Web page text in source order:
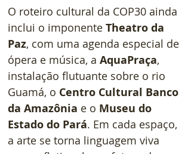
O roteiro cultural da COP30 ainda
inclui o imponente Theatro da
Paz, com uma agenda especial de
ópera e música, a AquaPraça,
instalação flutuante sobre o rio
Guamá, o Centro Cultural Banco
da Amazônia e o Museu do
Estado do Pará. Em cada espaço,
a arte se torna linguagem viva